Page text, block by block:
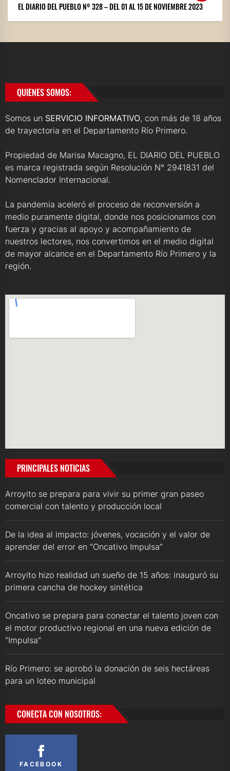
EL DIARIO DEL PUEBLO Nº 328 – DEL 01 AL 15 DE NOVIEMBRE 2023
QUIENES SOMOS:
Somos un SERVICIO INFORMATIVO, con más de 18 años
de trayectoria en el Departamento Río Primero.
Propiedad de Marisa Macagno, EL DIARIO DEL PUEBLO
es marca registrada según Resolución N° 2941831 del
Nomenclador Internacional.
La pandemia aceleró el proceso de reconversión a
medio puramente digital, donde nos posicionamos con
fuerza y gracias al apoyo y acompañamiento de
nuestros lectores, nos convertimos en el medio digital
de mayor alcance en el Departamento Río Primero y la
región.
PRINCIPALES NOTICIAS
Arroyito se prepara para vivir su primer gran paseo
comercial con talento y producción local
De la idea al impacto: jóvenes, vocación y el valor de
aprender del error en “Oncativo Impulsa”
Arroyito hizo realidad un sueño de 15 años: inauguró su
primera cancha de hockey sintética
Oncativo se prepara para conectar el talento joven con
el motor productivo regional en una nueva edición de
“Impulsa”
Río Primero: se aprobó la donación de seis hectáreas
para un loteo municipal
CONECTA CON NOSOTROS:
FACEBOOK